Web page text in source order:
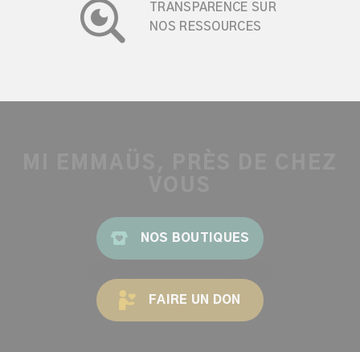
TRANSPARENCE SUR
NOS RESSOURCES
NOS BOUTIQUES
FAIRE UN DON